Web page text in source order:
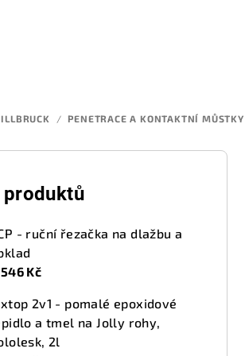
/ PENETRACE A KONTAKTNÍ MŮSTKY
produktů
- ruční řezačka na dlažbu a
Kč
2v1 - pomalé epoxidové
a tmel na Jolly rohy,
2l